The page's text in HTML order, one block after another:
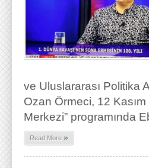
ve Uluslararası Politika
Ozan Örmeci, 12
Merkezi” programında
Read More »